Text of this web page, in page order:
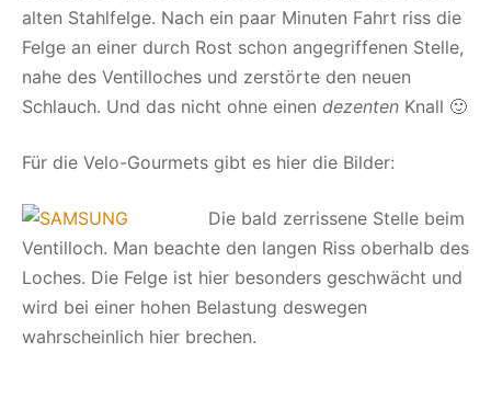
alten Stahlfelge. Nach ein paar Minuten Fahrt riss die
Felge an einer durch Rost schon angegriffenen Stelle,
nahe des Ventilloches und zerstörte den neuen
Schlauch. Und das nicht ohne einen dezenten Knall 🙂
Für die Velo-Gourmets gibt es hier die Bilder:
Die bald zerrissene Stelle beim
Ventilloch. Man beachte den langen Riss oberhalb des
Loches. Die Felge ist hier besonders geschwächt und
wird bei einer hohen Belastung deswegen
wahrscheinlich hier brechen.